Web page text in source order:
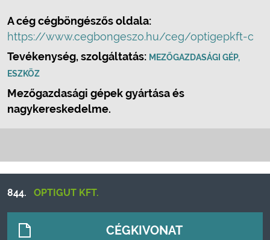
A cég cégböngészős oldala:
https://www.cegbongeszo.hu/ceg/optigepkft-c
Tevékenység, szolgáltatás: MEZŐGAZDASÁGI GÉP,
ESZKÖZ
Mezőgazdasági gépek gyártása és
nagykereskedelme.
844. OPTIGUT KFT.
CÉGKIVONAT